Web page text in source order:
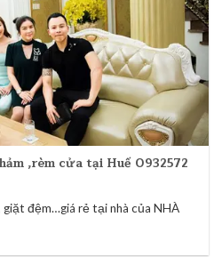
,rèm cửa tại Huế 0932572
giặt đệm…giá rẻ tại nhà của NHÀ